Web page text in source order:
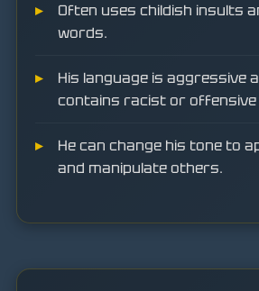
Often uses childish insults
words.
His language is aggressive
contains racist or
He can change his tone to
and manipulate others.